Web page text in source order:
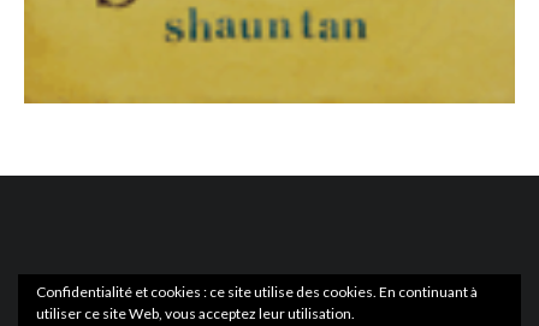
Confidentialité et cookies : ce site utilise des cookies. En continuant à
utiliser ce site Web, vous acceptez leur utilisation.